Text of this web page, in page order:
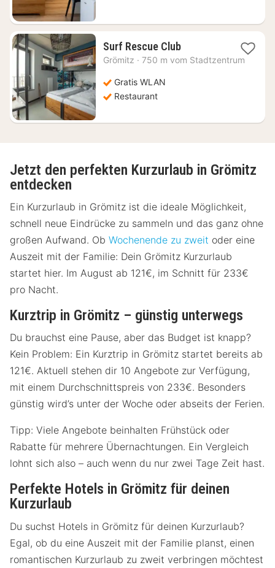
Surf Rescue Club1
Nacht
Grömitz · 750 m vom Stadtzentrum
Gratis WLAN
Restaurant
Jetzt den perfekten Kurzurlaub in Grömitz
entdecken
Ein Kurzurlaub in Grömitz ist die ideale Möglichkeit,
schnell neue Eindrücke zu sammeln und das ganz ohne
großen Aufwand. Ob Wochenende zu zweit oder eine
Auszeit mit der Familie: Dein Grömitz Kurzurlaub
startet hier. Im August ab 121€, im Schnitt für 233€
pro Nacht.
Kurztrip in Grömitz – günstig unterwegs
Du brauchst eine Pause, aber das Budget ist knapp?
Kein Problem: Ein Kurztrip in Grömitz startet bereits ab
121€. Aktuell stehen dir 10 Angebote zur Verfügung,
mit einem Durchschnittspreis von 233€. Besonders
günstig wird’s unter der Woche oder abseits der Ferien.
Tipp: Viele Angebote beinhalten Frühstück oder
Rabatte für mehrere Übernachtungen. Ein Vergleich
lohnt sich also – auch wenn du nur zwei Tage Zeit hast.
Perfekte Hotels in Grömitz für deinen
Kurzurlaub
Du suchst Hotels in Grömitz für deinen Kurzurlaub?
Egal, ob du eine Auszeit mit der Familie planst, einen
romantischen Kurzurlaub zu zweit verbringen möchtest